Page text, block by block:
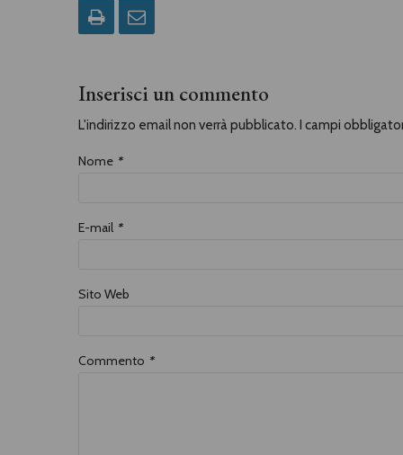
Inserisci un commento
L'indirizzo email non verrà pubblicato. I campi
Nome *
E-mail *
Sito Web
Commento *